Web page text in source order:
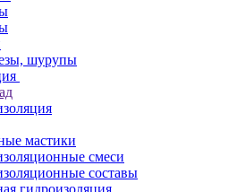
шурупы
мастики
смеси
составы
гидроизоляция